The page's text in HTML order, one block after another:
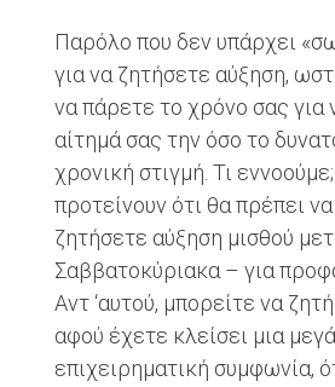
Παρόλο που δεν υπάρχει
για να ζητήσετε αύξηση,
να πάρετε το χρόνο σας για
αίτημά σας την όσο το
χρονική στιγμή. Τι εννοούμε;
προτείνουν ότι θα πρέπει
ζητήσετε αύξηση μισθού
Σαββατοκύριακα – για
Αντ ‘αυτού, μπορείτε να
αφού έχετε κλείσει μια
επιχειρηματική συμφωνία,